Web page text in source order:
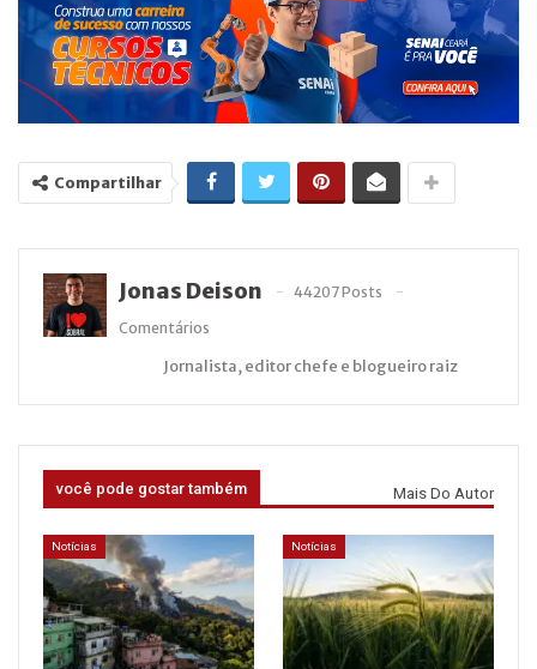
Compartilhar
Jonas Deison
44207 Posts
Comentários
Jornalista, editor chefe e blogueiro raiz
você pode gostar também Mais Do Autor
Notícias Notícias